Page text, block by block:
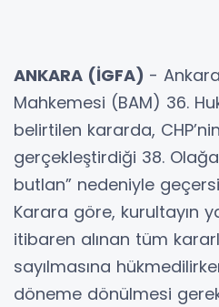
ANKARA (İGFA) -
Mahkemesi (BAM) 36.
belirtilen kararda,
gerçekleştirdiği 38.
butlan” nedeniyle
Karara göre, kurultayın
itibaren alınan tüm
sayılmasına
döneme dönülmesi